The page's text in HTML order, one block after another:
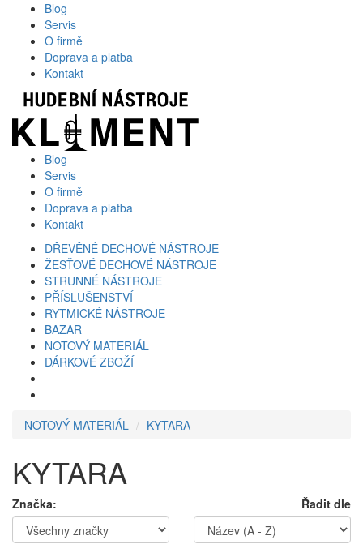
Blog
Servis
O firmě
Doprava a platba
Kontakt
Blog
Servis
O firmě
Doprava a platba
Kontakt
DŘEVĚNÉ DECHOVÉ NÁSTROJE
ŽESŤOVÉ DECHOVÉ NÁSTROJE
STRUNNÉ NÁSTROJE
PŘÍSLUŠENSTVÍ
RYTMICKÉ NÁSTROJE
BAZAR
NOTOVÝ MATERIÁL
DÁRKOVÉ ZBOŽÍ
NOTOVÝ MATERIÁL KYTARA
KYTARA
Značka: Řadit dle